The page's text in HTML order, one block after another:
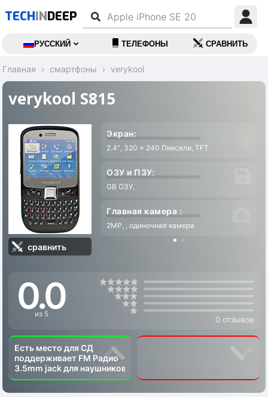
TECHINDEEP
РУССКИЙ ТЕЛЕФОНЫ СРАВНИТЬ
Главная смартфоны verykool
verykool S815
сравнить
Экран:
2.4″, 320 x 240 Пиксели, TFT
ОЗУ и ПЗУ:
GB ОЗУ,
Главная камера :
2MP, , одиночная камера
0.0
из 5
0 отзывов
Есть место для СД
поддерживает FM Радио
3.5mm jack для наушников